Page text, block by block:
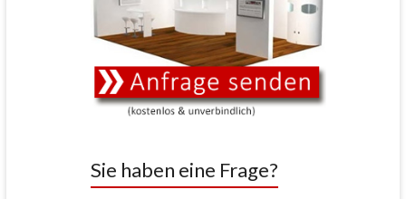
Sie haben eine Frage?